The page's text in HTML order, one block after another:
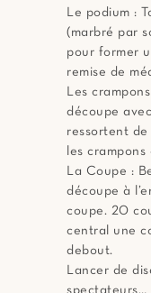
Le podium :
(marbré par
pour former
remise de
Les
découpe
ressortent
les
La Coupe :
découpe à
coupe. 20
central une
debout.
Lancer de
spectateurs…